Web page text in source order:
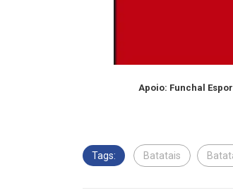
Apoio: Funchal
Tags: Batatais